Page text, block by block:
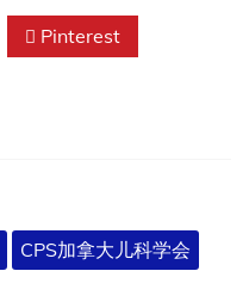
Pinterest
CPS加拿大儿科学会